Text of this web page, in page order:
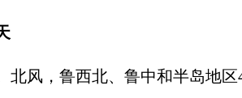
风，鲁西北、鲁中和半岛地区